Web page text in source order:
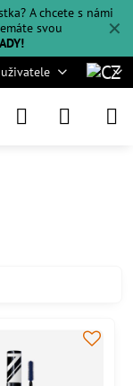
✕
A chcete s námi
svou